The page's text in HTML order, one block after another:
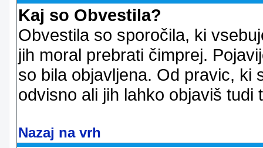
Kaj so Obvestila?
Obvestila so sporočila, ki
jih moral prebrati čimprej.
so bila objavljena. Od pravic, ki
odvisno ali jih lahko objaviš
Nazaj na vrh